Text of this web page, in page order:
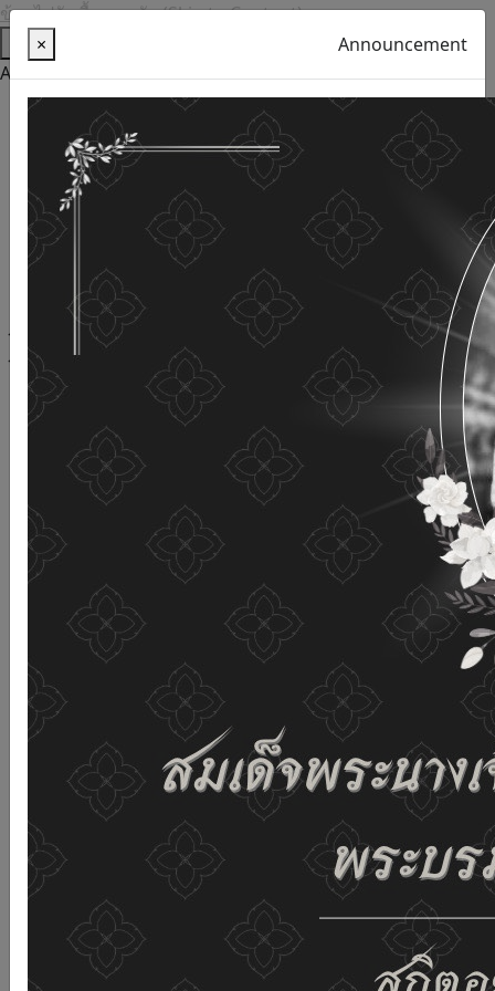
ข้ามไปยังเนื้อหาหลัก (Skip to Content)
Help
Accessibility Tools
Thai language
English
Increase the font size
Reduce font size
Normal font size
High Definition
Negative sharpness
Normal Definition
Open and read with voice
Turn off voice reading
Site map
This website uses cookies (Cookies)
The Department of Older Persons Affairs
values ​​your
personal information for the purpose of developing
and improving the website. If you use this website
without changing any settings it means that you agree
to receive cookies on the website and our privacy
policy.
See details Accept all
02-659-6811 saraban@dop.mail.go.th
Change display settings
CCC
× Announcement